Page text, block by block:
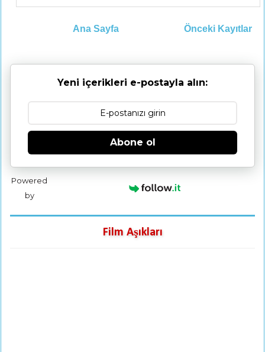
Önceki Kayıtlar
Ana Sayfa
Yeni içerikleri e-postayla alın:
Abone ol
Powered
by
Film Aşıkları